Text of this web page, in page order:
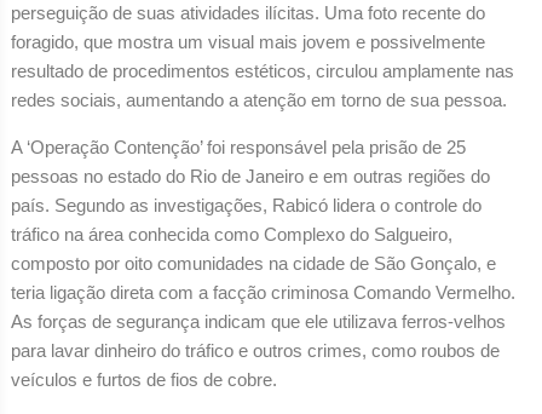
perseguição de suas atividades ilícitas. Uma foto recente do
foragido, que mostra um visual mais jovem e possivelmente
resultado de procedimentos estéticos, circulou amplamente nas
redes sociais, aumentando a atenção em torno de sua pessoa.
A ‘Operação Contenção’ foi responsável pela prisão de 25
pessoas no estado do Rio de Janeiro e em outras regiões do
país. Segundo as investigações, Rabicó lidera o controle do
tráfico na área conhecida como Complexo do Salgueiro,
composto por oito comunidades na cidade de São Gonçalo, e
teria ligação direta com a facção criminosa Comando Vermelho.
As forças de segurança indicam que ele utilizava ferros-velhos
para lavar dinheiro do tráfico e outros crimes, como roubos de
veículos e furtos de fios de cobre.